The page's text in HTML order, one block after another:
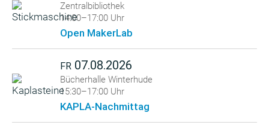
Zentralbibliothek
14:00–17:00 Uhr
Open MakerLab
FR 07.08.2026
Bücherhalle Winterhude
15:30–17:00 Uhr
KAPLA-Nachmittag